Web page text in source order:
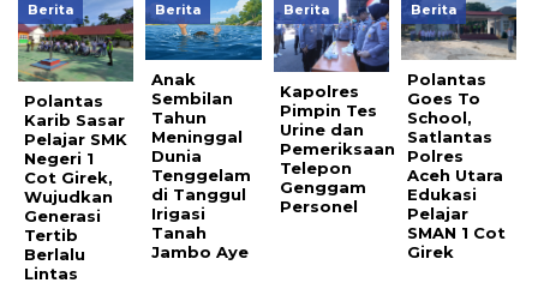
Berita
Polantas
Karib Sasar
Pelajar SMK
Negeri 1
Cot Girek,
Wujudkan
Generasi
Tertib
Berlalu
Lintas
Berita
Anak
Sembilan
Tahun
Meninggal
Dunia
Tenggelam
di Tanggul
Irigasi
Tanah
Jambo Aye
Berita
Kapolres
Pimpin Tes
Urine dan
Pemeriksaan
Telepon
Genggam
Personel
Berita
Polantas
Goes To
School,
Satlantas
Polres
Aceh Utara
Edukasi
Pelajar
SMAN 1 Cot
Girek